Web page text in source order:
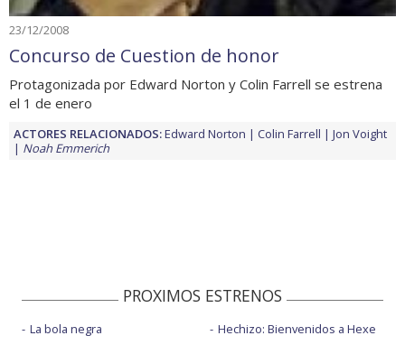
23/12/2008
Concurso de Cuestion de honor
Protagonizada por Edward Norton y Colin Farrell se estrena
el 1 de enero
ACTORES RELACIONADOS:Edward Norton Colin Farrell
Jon Voight
Noah Emmerich
PROXIMOS ESTRENOS
La bola negra
Hechizo: Bienvenidos a Hexe